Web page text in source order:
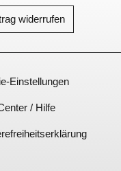
widerrufen
Einstellungen
/ Hilfe